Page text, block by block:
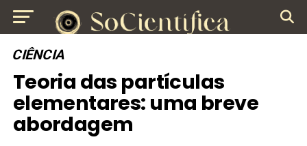
CIÊNCIA
Teoria das partículas
elementares: uma breve
abordagem